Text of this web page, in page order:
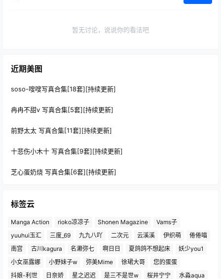
暂无讨论，说说你的看法吧
近期美图
soso-嗖嗖写真合集[18套][持续更新]
冉冉不甜v 写真合集[5套][持续更新]
前野太太 写真合集[11套][持续更新]
十悲伤小木十 写真合集[9套][持续更新]
芝心蛋奶烧 写真合集[6套][持续更新]
标签云
Manga Action rioko凉凉子 Shonen Magazine
Vams子
yuuhui玉汇
三度_69 九九八吖 二次元 云溪溪 伊织萌
倦倦喵
南宫
古川kagura 名濑弥七 啊日日 夏鸽鸽不想起床
妖少you1
小女巫露娜
小野妹子w 弥美Mime 徐珺大哥
您的蛋蛋
抖娘-利世
日奈娇 星之迟迟 是三不是世w 桜井宁宁 水淼aqua